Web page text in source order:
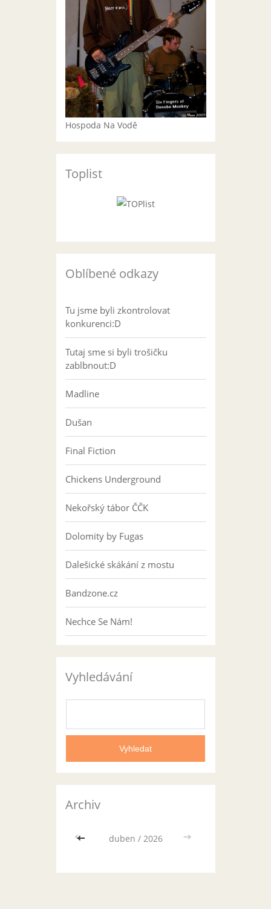
Hospoda Na Vodě
Toplist
Oblíbené odkazy
Tu jsme byli zkontrolovat
konkurenci:D
Tutaj sme si byli trošičku
zablbnout:D
Madline
Dušan
Final Fiction
Chickens Underground
Nekořský tábor ČČK
Dolomity by Fugas
Dalešické skákání z mostu
Bandzone.cz
Nechce Se Nám!
Vyhledávání
Archiv
<< duben / 2026 >>